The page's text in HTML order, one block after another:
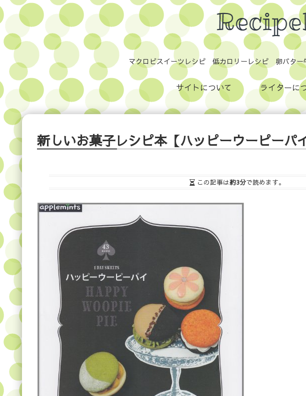
マクロビスイーツレシピ 低カロリーレシピ 卵バター
サイトについて ライターに
新しいお菓子レシピ本【ハッピーウーピーパ
この記事は約3分で読めます。